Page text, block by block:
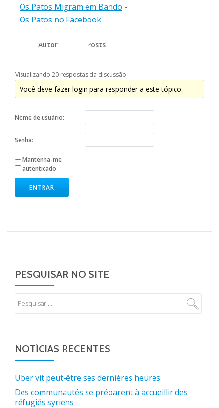
Os Patos Migram em Bando -
Os Patos no Facebook
Autor Posts
Visualizando 20 respostas da discussão
Você deve fazer login para responder a este tópico.
Nome de usuário:
Senha:
Mantenha-me
autenticado
ENTRAR
PESQUISAR NO SITE
NOTÍCIAS RECENTES
Uber vit peut-être ses dernières heures
Des communautés se préparent à accueillir des
réfugiés syriens